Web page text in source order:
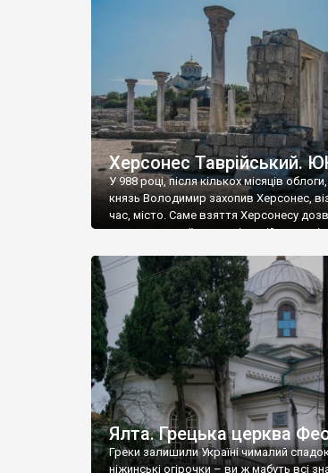
візантійської доби. Раритети викрадені
культурної спадщини ЮНЕСКО
Офіційно – на виставку «Золото
влада в Україні вважають це лише […]
Херсонес Таврійський.
У 988 році, після кількох місяців
князь Володимир захопив Херсонес,
час, місто. Саме взяття Херсонесу
диктувати свої умови візантійському
Херсонесі Володимир-язичник, став
християнином. А потім було Хрещення
Херсонесу Таврійського названо місто
Ялта. Грецька церква
Греки залишили Україні чималий
ніжинські огірочки – ви ж мабуть всі